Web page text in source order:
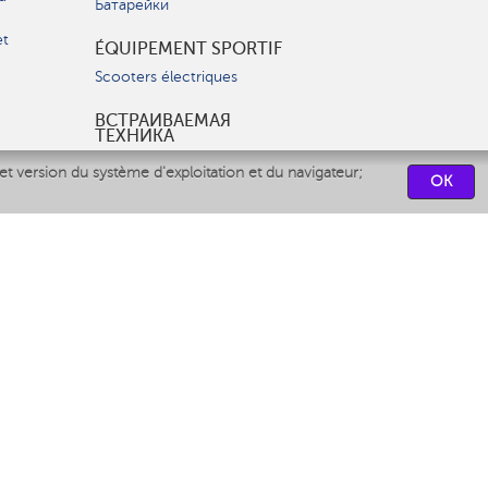
version du système d'exploitation et du navigateur;
OK
Батарейки
ÉQUIPEMENT SPORTIF
Scooters électriques
ВСТРАИВАЕМАЯ
ТЕХНИКА
Вытяжки
Духовые шкафы